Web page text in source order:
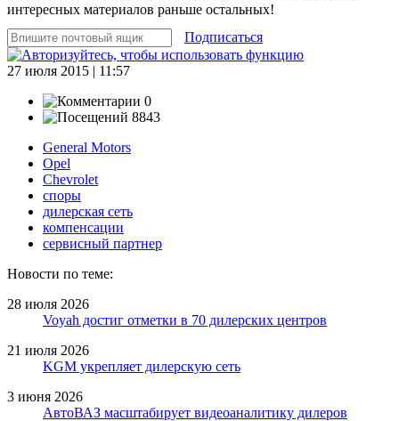
интересных материалов раньше остальных!
Подписаться
27 июля 2015 | 11:57
0
8843
General Motors
Opel
Chevrolet
споры
дилерская сеть
компенсации
сервисный партнер
Новости по теме:
28 июля 2026
Voyah достиг отметки в 70 дилерских центров
21 июля 2026
KGM укрепляет дилерскую сеть
3 июня 2026
АвтоВАЗ масштабирует видеоаналитику дилеров